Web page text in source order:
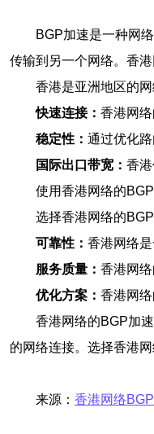
BGP加速是一种网
传输到另一个网络。香
香港是亚洲地区的
快速连接： 香港网
稳定性： 通过优化
国际出口带宽： 香
使用香港网络的
选择香港网络的
可靠性： 香港网络
服务质量： 香港网
优化方案： 香港网
香港网络的BGP加
的网络连接。选择香港
来源： 香港网络